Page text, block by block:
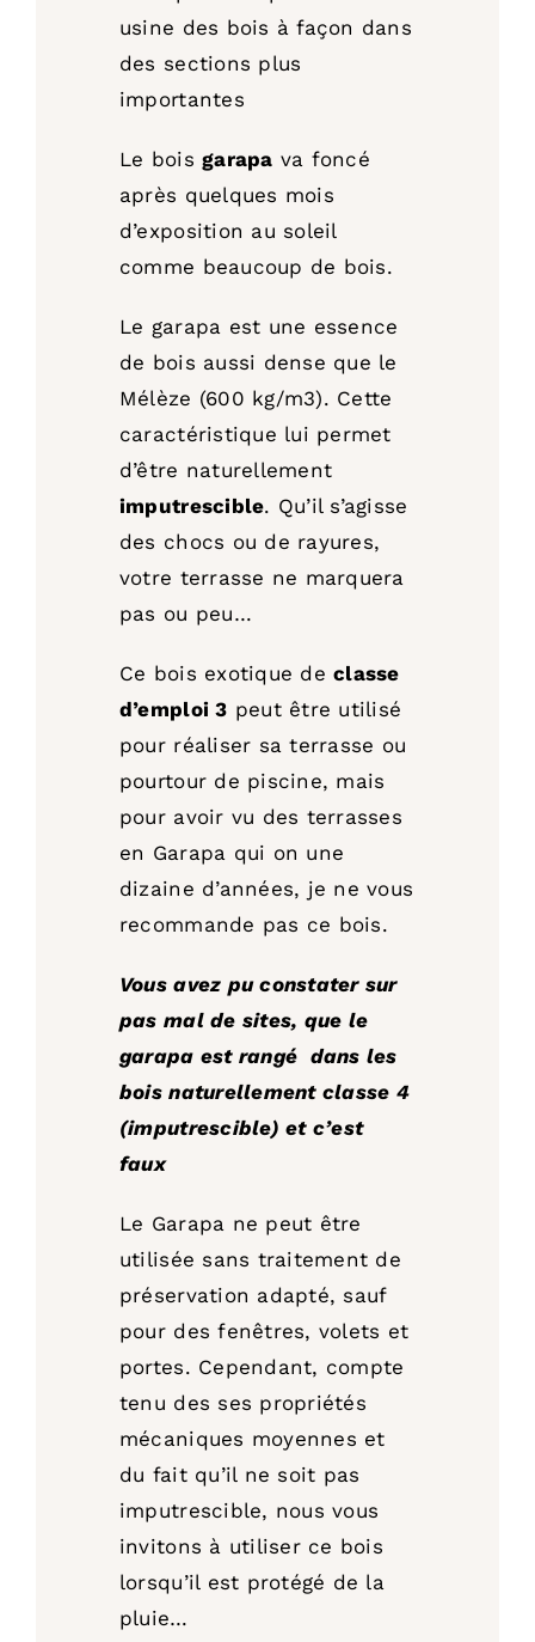
usine des bois à façon dans
des sections plus
importantes
Le boisgarapa va foncé
après quelques mois
d’exposition au soleil
comme beaucoup de bois.
Le garapa est une essence
de bois aussi dense que le
Mélèze (600 kg/m3). Cette
caractéristique lui permet
d’être naturellement
imputrescible. Qu’il s’agisse
des chocs ou de rayures,
votre terrasse ne marquera
pas ou peu…
Ce bois exotique declasse
d’emploi 3 peut être utilisé
pour réaliser sa terrasse ou
pourtour de piscine, mais
pour avoir vu des terrasses
en Garapa qui on une
dizaine d’années, je ne vous
recommande pas ce bois.
Vous avez pu constater sur
pas mal de sites, que le
garapa est rangé dans les
bois naturellement classe 4
(imputrescible) et c’est
faux
Le Garapa ne peut être
utilisée sans traitement de
préservation adapté, sauf
pour des fenêtres, volets et
portes. Cependant, compte
tenu des ses propriétés
mécaniques moyennes et
du fait qu’il ne soit pas
imputrescible, nous vous
invitons à utiliser ce bois
lorsqu’il est protégé de la
pluie…